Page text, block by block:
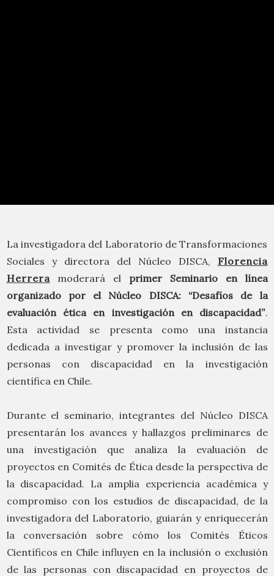
La investigadora del Laboratorio de Transformaciones
Sociales y directora del Núcleo DISCA, Florencia
Herrera moderará el primer Seminario en línea
organizado por el Núcleo DISCA: “Desafíos de la
evaluación ética en investigación en discapacidad”.
Esta actividad se presenta como una instancia
dedicada a investigar y promover la inclusión de las
personas con discapacidad en la investigación
científica en Chile.
Durante el seminario, integrantes del Núcleo DISCA
presentarán los avances y hallazgos preliminares de
una investigación que analiza la evaluación de
proyectos en Comités de Ética desde la perspectiva de
la discapacidad. La amplia experiencia académica y
compromiso con los estudios de discapacidad, de la
investigadora del Laboratorio, guiarán y enriquecerán
la conversación sobre cómo los Comités Éticos
Científicos en Chile influyen en la inclusión o exclusión
de las personas con discapacidad en proyectos de